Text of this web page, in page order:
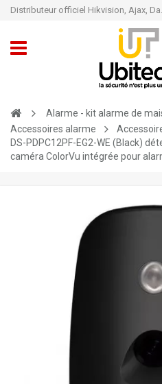
Distributeur
Alarme - kit alarme de
Accessoires alarme
DS-PDPC12PF-EG2-WE (Black)
caméra ColorVu intégrée pour